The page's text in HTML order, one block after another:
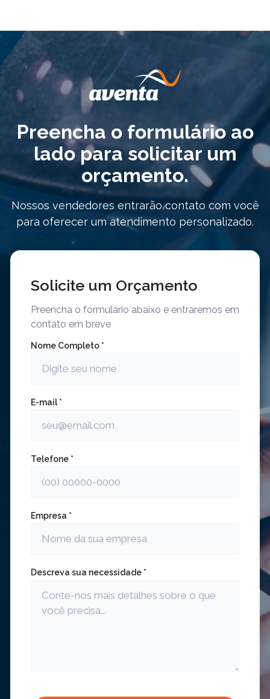
Preencha o formulário ao
lado para solicitar um
orçamento.
Nossos vendedores entrarão contato com você
para oferecer um atendimento personalizado.
Solicite um Orçamento
Preencha o formulário abaixo e entraremos em
contato em breve
Nome Completo *
E-mail *
Telefone *
Empresa *
Descreva sua necessidade *